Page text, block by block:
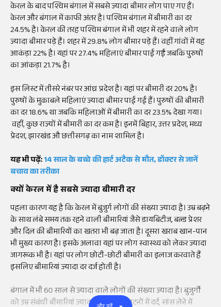
केरल के बाद पश्चिम बंगाल में सबसे ज्यादा बीमार लोग पाए गए हैं।
केरल और बंगाल में काफी अंतर है। पश्चिम बंगाल में बीमारी का दर
24.5% है। केरल की तरह पश्चिम बंगाल में भी शहर में रहने वाले लोग
ज्यादा बीमार पड़े हैं। शहर में 29.8% लोग बीमार पड़े हैं। वहीं गांवों में यह
आकंड़ा 22% है। यहां पर 27.4% महिलाएं बीमार पाई गईं जबकि पुरुषों
का आंकड़ा 21.7% है।
इस लिस्ट में तीसरे नंबर पर आंध्र प्रदेश है। यहां पर बीमारी दर 20% है।
पुरुषों के मुकाबले महिलाएं ज्यादा बीमार पाई गई हैं। पुरुषों की बीमारी
का दर 18.6% था जबकि महिलाओं में बीमारी का दर 23.5% देखा गया।
वहीं, कुछ राज्यों में बीमारी का दर कम है। इनमें बिहार, उत्तर प्रदेश, मध्य
प्रेदश, झारखंड औ छत्तीसगढ़ का नाम शामिल है।
यह भी पढ़ें:14 साल के बच्चे की हार्ट अटैक से मौत, डॉक्टर से जानें
बचाव का तरीका
क्यों केरल में है सबसे ज्यादा बीमारी दर
पहला कारण यह है कि केरल में बुजुर्ग लोगों की संख्या ज्यादा है। उम्र बढ़ने
के साथ लंबे समय तक रहने वाली बीमारियां जैसे डायबिटीज, बल्ड प्रेशर
और दिल की बीमारियों का खतरा भी बढ़ जाता है। दूसरा खराब खान-पान
भी मुख्य कारण है। इसके अलावा यहां पर लोग स्वास्थ्य को लेकर ज्यादा
जागरूक भी है। यहां पर लोग छोटी-छोटी बीमारी का इलाज करवाते हैं
इसलिए बीमारियां ज्यादा दर दर्ज होती है।
बंगाल में भी 60 साल से ज्यादा वाले लोगों की संख्या ज्यादा है। बुजुर्गों
को उम्र संबंधी बीमारियां ज्यादा होती है जैसे घुटनों में दर्द, सांस लेने में